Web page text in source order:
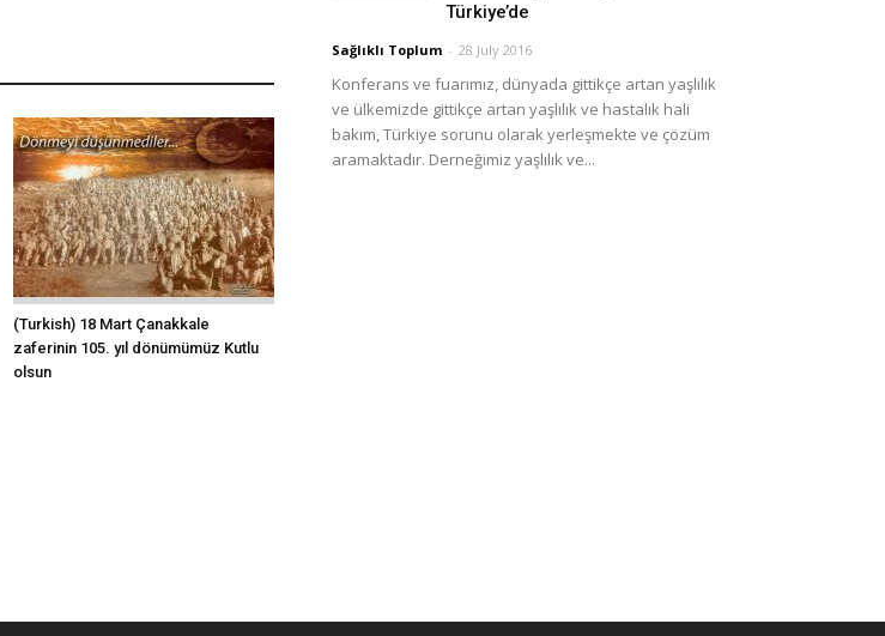
(Turkish) 18 Mart Çanakkale
zaferinin 105. yıl dönümümüz Kutlu
olsun
Türkiye’de
Sağlıklı Toplum - 28 July 2016
Konferans ve fuarımız, dünyada gittikçe artan yaşlılık
ve ülkemizde gittikçe artan yaşlılık ve hastalık hali
bakım, Türkiye sorunu olarak yerleşmekte ve çözüm
aramaktadır. Derneğimiz yaşlılık ve...